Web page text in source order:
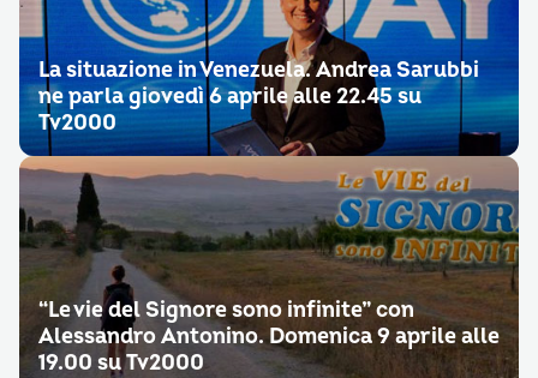
La situazione in Venezuela. Andrea Sarubbi
ne parla giovedì 6 aprile alle 22.45 su
Tv2000
“Le vie del Signore sono infinite” con
Alessandro Antonino. Domenica 9 aprile alle
19.00 su Tv2000